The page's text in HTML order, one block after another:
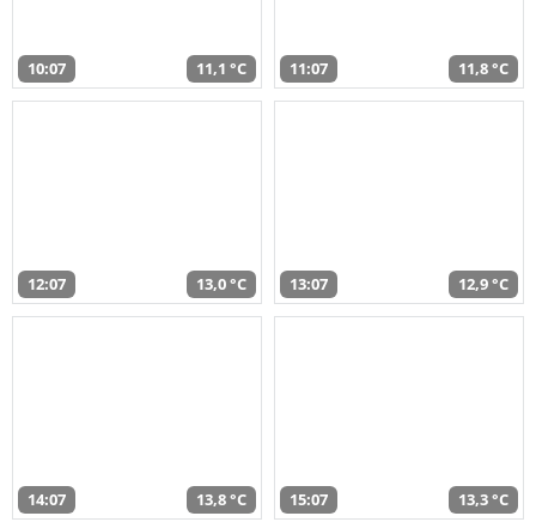
10:07 11,1 °C 11:07 11,8 °C
12:07 13,0 °C 13:07 12,9 °C
14:07 13,8 °C 15:07 13,3 °C